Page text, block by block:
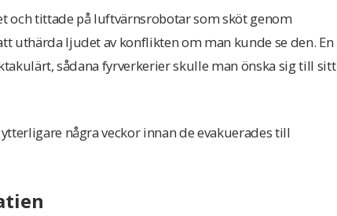
och tittade på luftvärnsrobotar som sköt genom
uthärda ljudet av konflikten om man kunde se den. En
sådana fyrverkerier skulle man önska sig till sitt
några veckor innan de evakuerades till